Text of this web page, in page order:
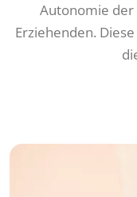
Autonomie der
Erziehenden.